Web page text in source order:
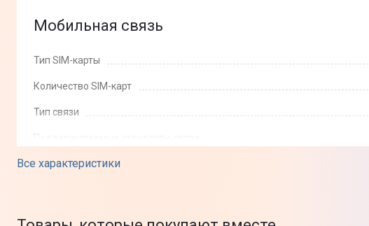
Все характеристики
Мобильная связь
Тип SIM-карты
Количество SIM-карт
Тип связи